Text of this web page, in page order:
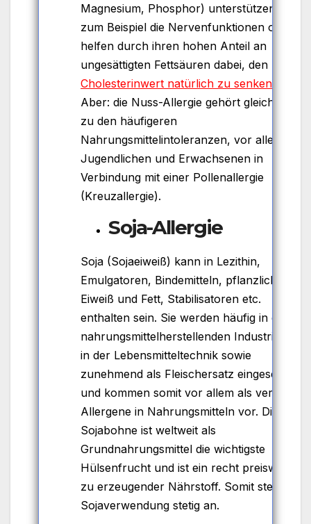
Magnesium, Phosphor) unterstützen sie
zum Beispiel die Nervenfunktionen oder
helfen durch ihren hohen Anteil an
ungesättigten Fettsäuren dabei, den
Cholesterinwert natürlich zu senken
Aber: die Nuss-Allergie gehört gleichzeitig
zu den häufigeren
Nahrungsmittelintoleranzen, vor allem bei
Jugendlichen und Erwachsenen in
Verbindung mit einer Pollenallergie
(Kreuzallergie).
Soja-Allergie
Soja (Sojaeiweiß) kann in Lezithin,
Emulgatoren, Bindemitteln, pflanzlichem
Eiweiß und Fett, Stabilisatoren etc.
enthalten sein. Sie werden häufig in der
nahrungsmittelherstellenden Industrie und
in der Lebensmitteltechnik sowie
zunehmend als Fleischersatz eingesetzt –
und kommen somit vor allem als verstecke
Allergene in Nahrungsmitteln vor. Die
Sojabohne ist weltweit als
Grundnahrungsmittel die wichtigste
Hülsenfrucht und ist ein recht preiswert
zu erzeugender Nährstoff. Somit steigt die
Sojaverwendung stetig an.